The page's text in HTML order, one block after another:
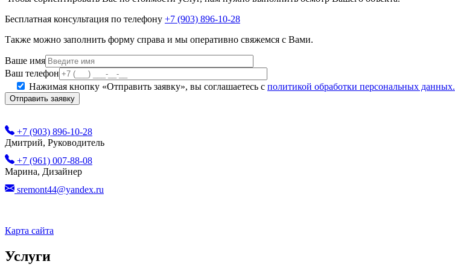
Бесплатная консультация по телефону +7 (903) 896-10-28
Также можно заполнить форму справа и мы оперативно свяжемся с Вами.
Ваше имя
Ваш телефон
Нажимая кнопку «Отправить заявку», вы соглашаетесь с политикой обработки персональных данных.
+7 (903) 896-10-28
Дмитрий, Руководитель
+7 (961) 007-88-08
Марина, Дизайнер
sremont44@yandex.ru
Карта сайта
Услуги